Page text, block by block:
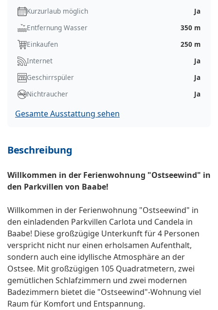
Kurzurlaub möglich
Ja
Entfernung Wasser
350 m
Einkaufen
250 m
Internet
Ja
Geschirrspüler
Ja
Nichtraucher
Ja
Gesamte Ausstattung sehen
Beschreibung
Willkommen in der Ferienwohnung "Ostseewind" in
den Parkvillen von Baabe!
Willkommen in der Ferienwohnung "Ostseewind" in
den einladenden Parkvillen Carlota und Candela in
Baabe! Diese großzügige Unterkunft für 4 Personen
verspricht nicht nur einen erholsamen Aufenthalt,
sondern auch eine idyllische Atmosphäre an der
Ostsee. Mit großzügigen 105 Quadratmetern, zwei
gemütlichen Schlafzimmern und zwei modernen
Badezimmern bietet die "Ostseewind"-Wohnung viel
Raum für Komfort und Entspannung.